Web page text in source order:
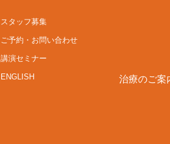
スタッフ募集
ご予約・お問い合わせ
講演セミナー
ENGLISH 治療のご案